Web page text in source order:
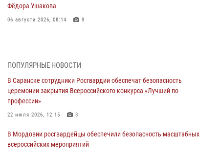
Фёдора Ушакова
06 августа 2026, 08:14 9
06 августа 2026, 07:03
В Саранске по обращению жителей правоохранители отреагировали
незамедлительно
05 августа 2026, 15:04
подозреваемого в причинении телесных повреждений супруге
05 августа 2026, 12:34
ПОПУЛЯРНЫЕ НОВОСТИ
В Саранске сотрудники Росгвардии обеспечат безопасность
церемонии закрытия Всероссийского конкурса «Лучший по
профессии»
22 июля 2026, 12:15 3
В Мордовии росгвардейцы обеспечили безопасность масштабных
всероссийских мероприятий